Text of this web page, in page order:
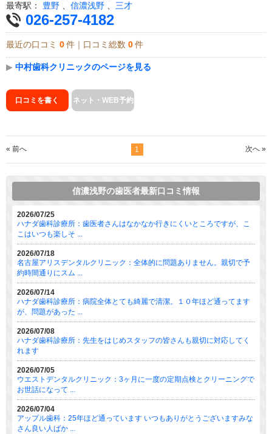
最寄駅： 豊野 信濃浅野 三才
026-257-4182
最近の口コミ 0 件｜口コミ総数 0 件
▶ 中村歯科クリニックのページを見る
口コミを書く ネット・WEB予約
« 前へ 1 次へ »
信濃浅野の歯医者最新口コミ情報
2026/07/25
ハナダ歯科診療所：歯医者さんはなかなか行きにくいところですが、こ
こはいつも楽しそ ...
2026/07/18
名古屋アリスデンタルクリニック：全体的に問題ありません。親切で予
約時間通りにスム ...
2026/07/14
ハナダ歯科診療所：病院全体とても綺麗で清潔。１０年ほど通ってます
が、問題があった ...
2026/07/08
ハナダ歯科診療所：先生をはじめスタッフの皆さんも親切に対応してく
れます
2026/07/05
ウエストデンタルクリニック：3ヶ月に一度の定期点検とクリーニングで
お世話になって ...
2026/07/04
アップル歯科：25年ほど通っています いつもありがとうございますみな
さん良い人ばか ...